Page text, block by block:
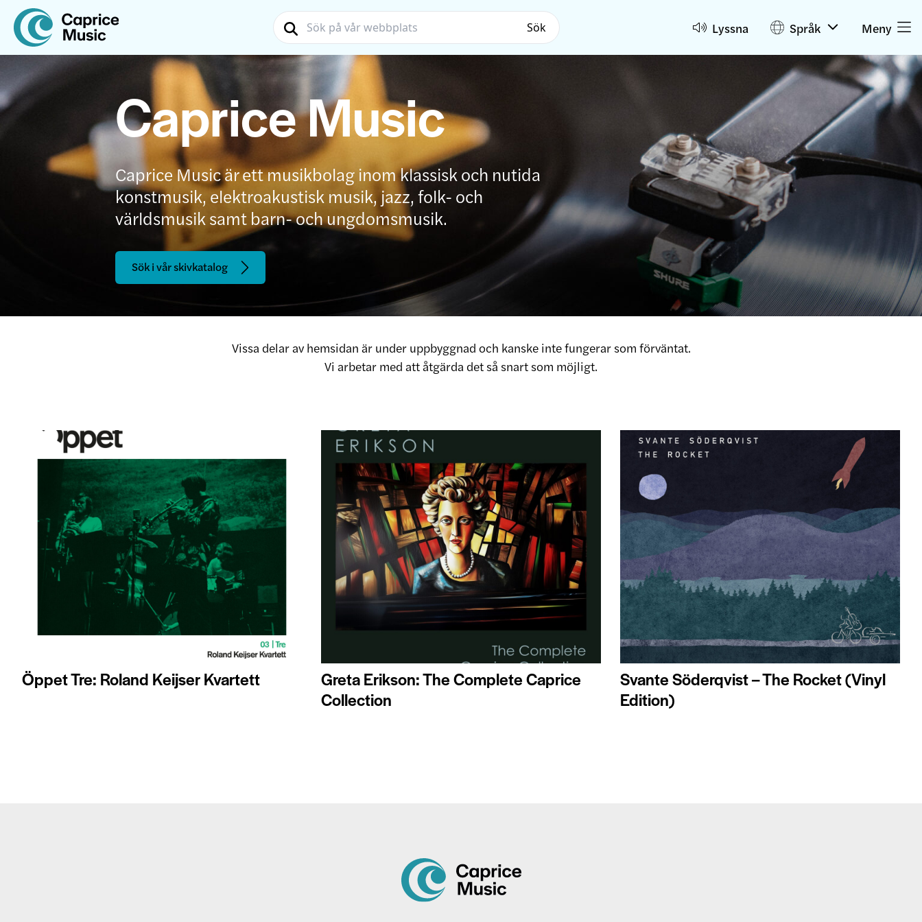
Sök Lyssna Språk Meny
Caprice Music
Caprice Music är ett musikbolag inom klassisk och nutida
konstmusik, elektroakustisk musik, jazz, folk- och
världsmusik samt barn- och ungdomsmusik.
Sök i vår skivkatalog
Vissa delar av hemsidan är under uppbyggnad och kanske inte fungerar som förväntat.
Vi arbetar med att åtgärda det så snart som möjligt.
Öppet Tre: Roland Keijser Kvartett
Greta Erikson: The Complete Caprice
Collection
Svante Söderqvist – The Rocket (Vinyl
Edition)